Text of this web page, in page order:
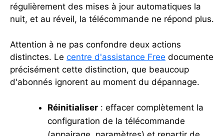
régulièrement des mises à jour automatiques la
nuit, et au réveil, la télécommande ne répond plus.
Attention à ne pas confondre deux actions
distinctes. Le centre d'assistance Free documente
précisément cette distinction, que beaucoup
d'abonnés ignorent au moment du dépannage.
Réinitialiser : effacer complètement la
configuration de la télécommande